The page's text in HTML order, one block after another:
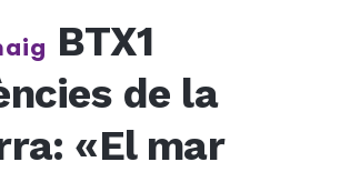
BTX1
de la
«El mar